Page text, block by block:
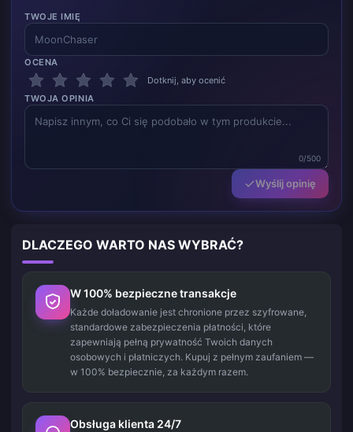
TWOJE IMIĘ
OCENA
Dotknij, aby ocenić
TWOJA OPINIA
0/500
Wyślij opinię
DLACZEGO WARTO NAS WYBRAĆ?
W 100% bezpieczne transakcje
Każde doładowanie jest chronione przez szyfrowane,
standardowe zabezpieczenia płatności, które
zapewniają pełną prywatność Twoich danych
osobowych i płatniczych. Kupuj z pełnym zaufaniem —
w 100% bezpiecznie, za każdym razem.
Obsługa klienta 24/7